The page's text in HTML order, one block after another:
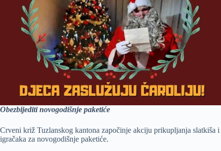
Obezbijediti novogodišnje paketiće
Crveni križ Tuzlanskog kantona započinje akciju prikupljanja slatkiša i
igračaka za novogodišnje paketiće.